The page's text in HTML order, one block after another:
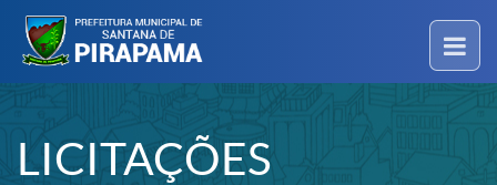
LICITAÇÕES